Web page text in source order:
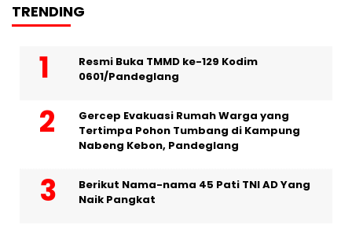
TRENDING
Resmi Buka TMMD ke-129 Kodim
0601/Pandeglang
Gercep Evakuasi Rumah Warga yang
Tertimpa Pohon Tumbang di Kampung
Nabeng Kebon, Pandeglang
Berikut Nama-nama 45 Pati TNI AD Yang
Naik Pangkat